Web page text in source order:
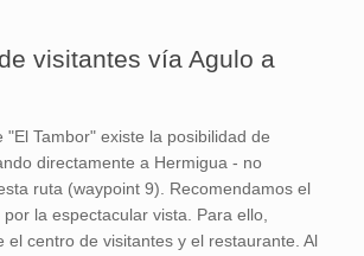
visitantes vía Agulo a
"El Tambor" existe la posibilidad de
directamente a Hermigua - no
ruta (waypoint 9). Recomendamos el
la espectacular vista. Para ello,
el centro de visitantes y el restaurante. Al